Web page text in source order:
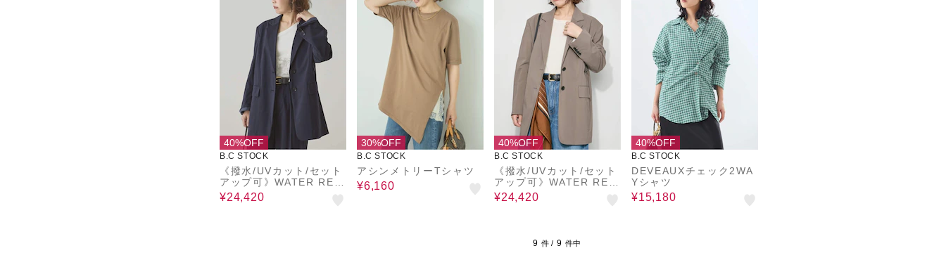
40%OFF
B.C STOCK
《撥水/UVカット/セット
アップ可》WATER REP
ELLENT/UV 2WAYジャ
ケット
¥24,420
30%OFF
B.C STOCK
アシンメトリーTシャツ
¥6,160
40%OFF
B.C STOCK
《撥水/UVカット/セット
アップ可》WATER REP
ELLENT/UV 2WAYジャ
ケット
¥24,420
40%OFF
B.C STOCK
DEVEAUXチェック2WA
Yシャツ
¥15,180
9 件 / 9 件中